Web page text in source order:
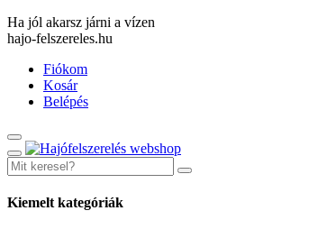
Ha jól akarsz járni a vízen
hajo-felszereles.hu
Fiókom
Kosár
Belépés
Kiemelt kategóriák